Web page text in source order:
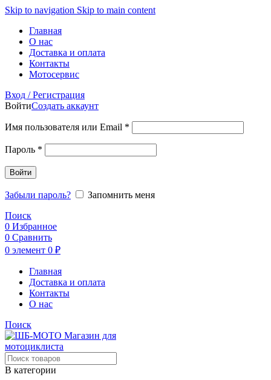
Skip to navigation Skip to main content
Главная
О нас
Доставка и оплата
Контакты
Мотосервис
Вход / Регистрация
ВойтиСоздать аккаунт
Имя пользователя или Email *
Пароль *
Войти
Забыли пароль?
Запомнить меня
Поиск
0 Избранное
0 Сравнить
0 элемент 0 ₽
Главная
Доставка и оплата
Контакты
О нас
Поиск
В категории